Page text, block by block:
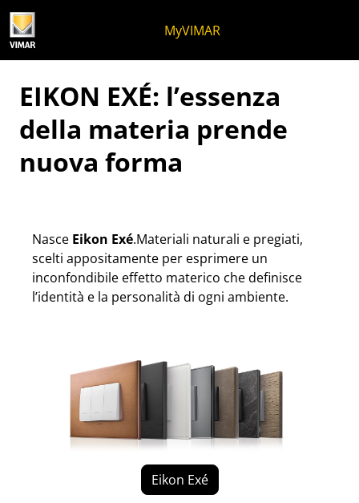
MyVIMAR
EIKON EXÉ: l’essenza
della materia prende
nuova forma
Nasce Eikon Exé.Materiali naturali e pregiati,
scelti appositamente per esprimere un
inconfondibile effetto materico che definisce
l’identità e la personalità di ogni ambiente.
Eikon Exé